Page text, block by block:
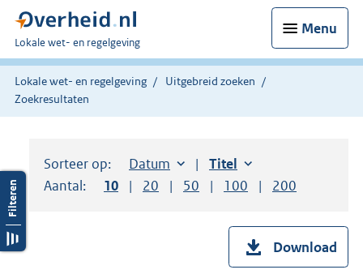
Menu
U
bent
hier:
Lokale wet- en regelgeving
Lokale wet- en regelgeving
Uitgebreid zoeken
Zoekresultaten
Sorteer op: Sorteer op:
Datum aflopendSorteer op:
Titel oplopend
Aantal:
Toon
10 resultaten per pagina
Toon
20 resultaten per pagina
Toon
50 resultaten per pagina
Toon
100 resultaten per
Toon
200
Download